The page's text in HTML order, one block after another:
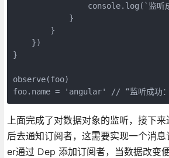
console.log(`监听
            }
        }
    })
}
observe(foo)
foo.name = 'angular' // “监听成功
上面完成了对数据对象的监听，接下
后去通知订阅者，这需要实现一个消
er通过 Dep 添加订阅者，当数据改变